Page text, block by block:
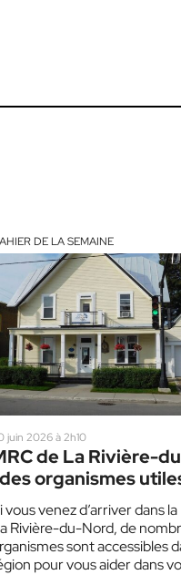
DE LA SEMAINE
juin 2026 à 2h10
de La Rivière-
organismes
s’installer
vous venez d’arriver dans
Rivière-du-Nord, de
sont accessibles
pour vous aider dans